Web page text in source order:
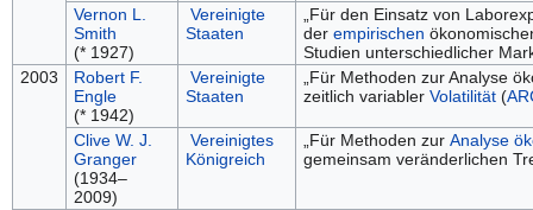
Vernon L.
Smith
(* 1927)
Vereinigte
Staaten
„Für den Einsatz von
der empirischen
Studien unterschiedlicher
2003
Robert F.
Engle
(* 1942)
Vereinigte
Staaten
„Für Methoden zur Analyse
zeitlich variabler Volatilität(
Clive W. J.
Granger
(1934–
2009)
Vereinigtes
Königreich
„Für Methoden zur Analyse
gemeinsam veränderlichen